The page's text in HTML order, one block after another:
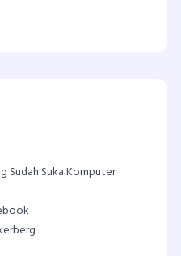
Sudah Suka Komputer